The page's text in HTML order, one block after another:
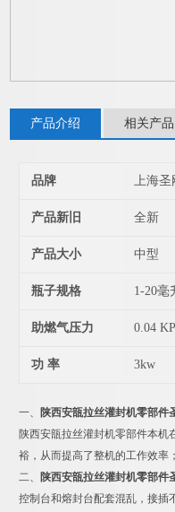
产品介绍 相关产品
品牌 上海圣
产品新旧 全新
产品大小 中型
瓶子规格 1-20毫
助燃气压力 0.04
功 率 3kw
一、
陕西安瓿拉丝灌封机零部件
陕西安瓿拉丝灌封机零部件本机
裕，从而提高了整机的工作效率
二、
陕西安瓿拉丝灌封机零部件
控制台和熔封台配套混乱，接插